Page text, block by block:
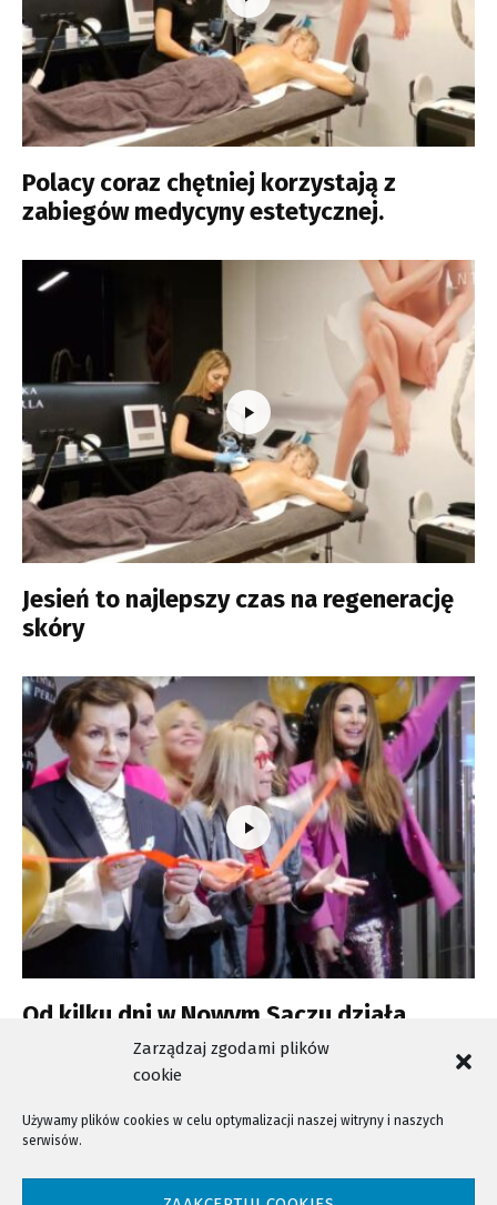
Zarządzaj zgodami plików
cookie
Używamy plików cookies w celu optymalizacji naszej witryny i naszych
serwisów.
Polacy coraz chętniej korzystają z
zabiegów medycyny estetycznej.
Jesień to najlepszy czas na regenerację
skóry
Od kilku dni w Nowym Sączu działa
Klinika La Perla
NTV - Nasza Telewizja Sądecka © 2023 Wszystkie prawa zastrzeżone!